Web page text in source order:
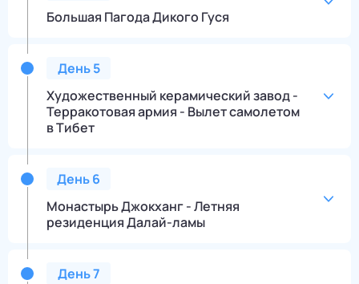
Большая Пагода Дикого Гуся
День5
Художественный керамический завод -
Терракотовая армия - Вылет самолетом
в Тибет
День6
Монастырь Джокханг - Летняя
резиденция Далай-ламы
День7